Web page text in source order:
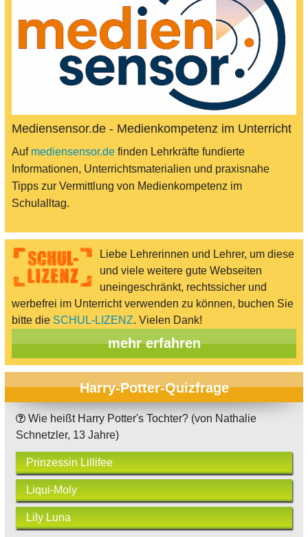
Mediensensor.de - Medienkompetenz im Unterricht
Auf mediensensor.de finden Lehrkräfte fundierte
Informationen, Unterrichtsmaterialien und praxisnahe
Tipps zur Vermittlung von Medienkompetenz im
Schulalltag.
Liebe Lehrerinnen und Lehrer, um diese
und viele weitere gute Webseiten
uneingeschränkt, rechtssicher und
werbefrei im Unterricht verwenden zu können, buchen Sie
bitte die SCHUL-LIZENZ. Vielen Dank!
mehr erfahren
Harry-Potter-Quizfrage
Wie heißt Harry Potter's Tochter? (von Nathalie
Schnetzler, 13 Jahre)
Prinzessin Lillifee
Liqui-Moly
Lily Luna